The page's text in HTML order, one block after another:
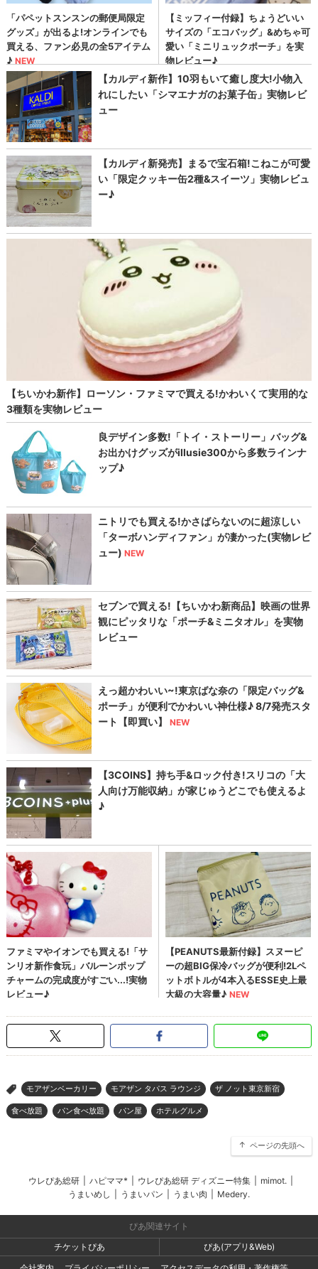
> モアザンベーカリー モアザン タパス ラウンジ ザ ノット東京新宿
食べ放題 パン食べ放題 パン屋 ホテルグルメ
ページの先頭へ
ウレぴあ総研 ハピママ* ウレぴあ総研 ディズニー特集 mimot.
うまいめし
うまいパン うまい肉 Medery.
ぴあ関連サイト
チケットぴあ
ぴあ(アプリ&Web)